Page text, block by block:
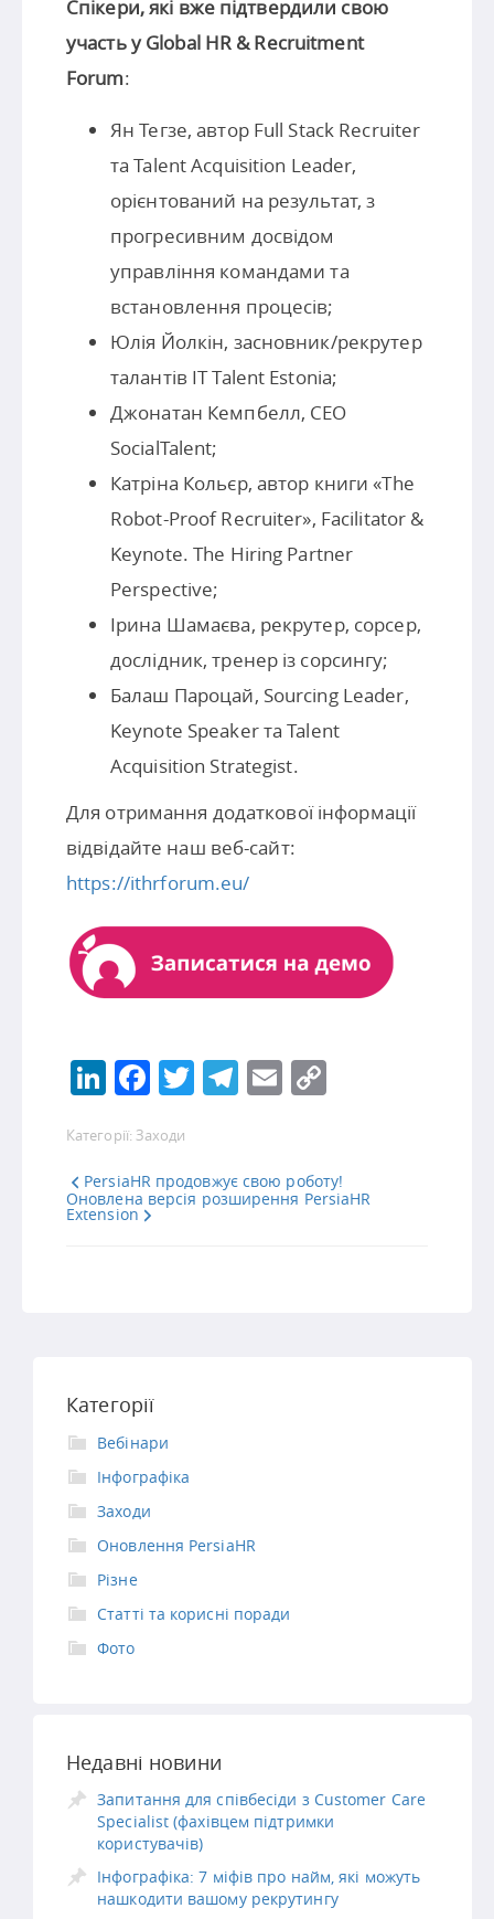
Спікери, які вже підтвердили свою
участь у Global HR & Recruitment
Forum:
Ян Тегзе, автор Full Stack Recruiter
та Talent Acquisition Leader,
орієнтований на результат, з
прогресивним досвідом
управління командами та
встановлення процесів;
Юлія Йолкін, засновник/рекрутер
талантів IT Talent Estonia;
Джонатан Кемпбелл, CEO
SocialTalent;
Катріна Кольєр, автор книги «The
Robot-Proof Recruiter», Facilitator &
Keynote. The Hiring Partner
Perspective;
Ірина Шамаєва, рекрутер, сорсер,
дослідник, тренер із сорсингу;
Балаш Пароцай, Sourcing Leader,
Keynote Speaker та Talent
Acquisition Strategist.
Для отримання додаткової інформації
відвідайте наш веб-сайт:
https://ithrforum.eu/
LinkedIn
Facebook
Twitter
Telegram
Email
Категорії: Заходи
PersiaHR продовжує свою роботу!
Оновлена версія розширення PersiaHR
Extension
Категорії
Вебінари
Інфографіка
Заходи
Оновлення PersiaHR
Різне
Статті та корисні поради
Фото
Недавні новини
Запитання для співбесіди з Customer Care
Specialist (фахівцем підтримки
користувачів)
Інфографіка: 7 міфів про найм, які можуть
нашкодити вашому рекрутингу